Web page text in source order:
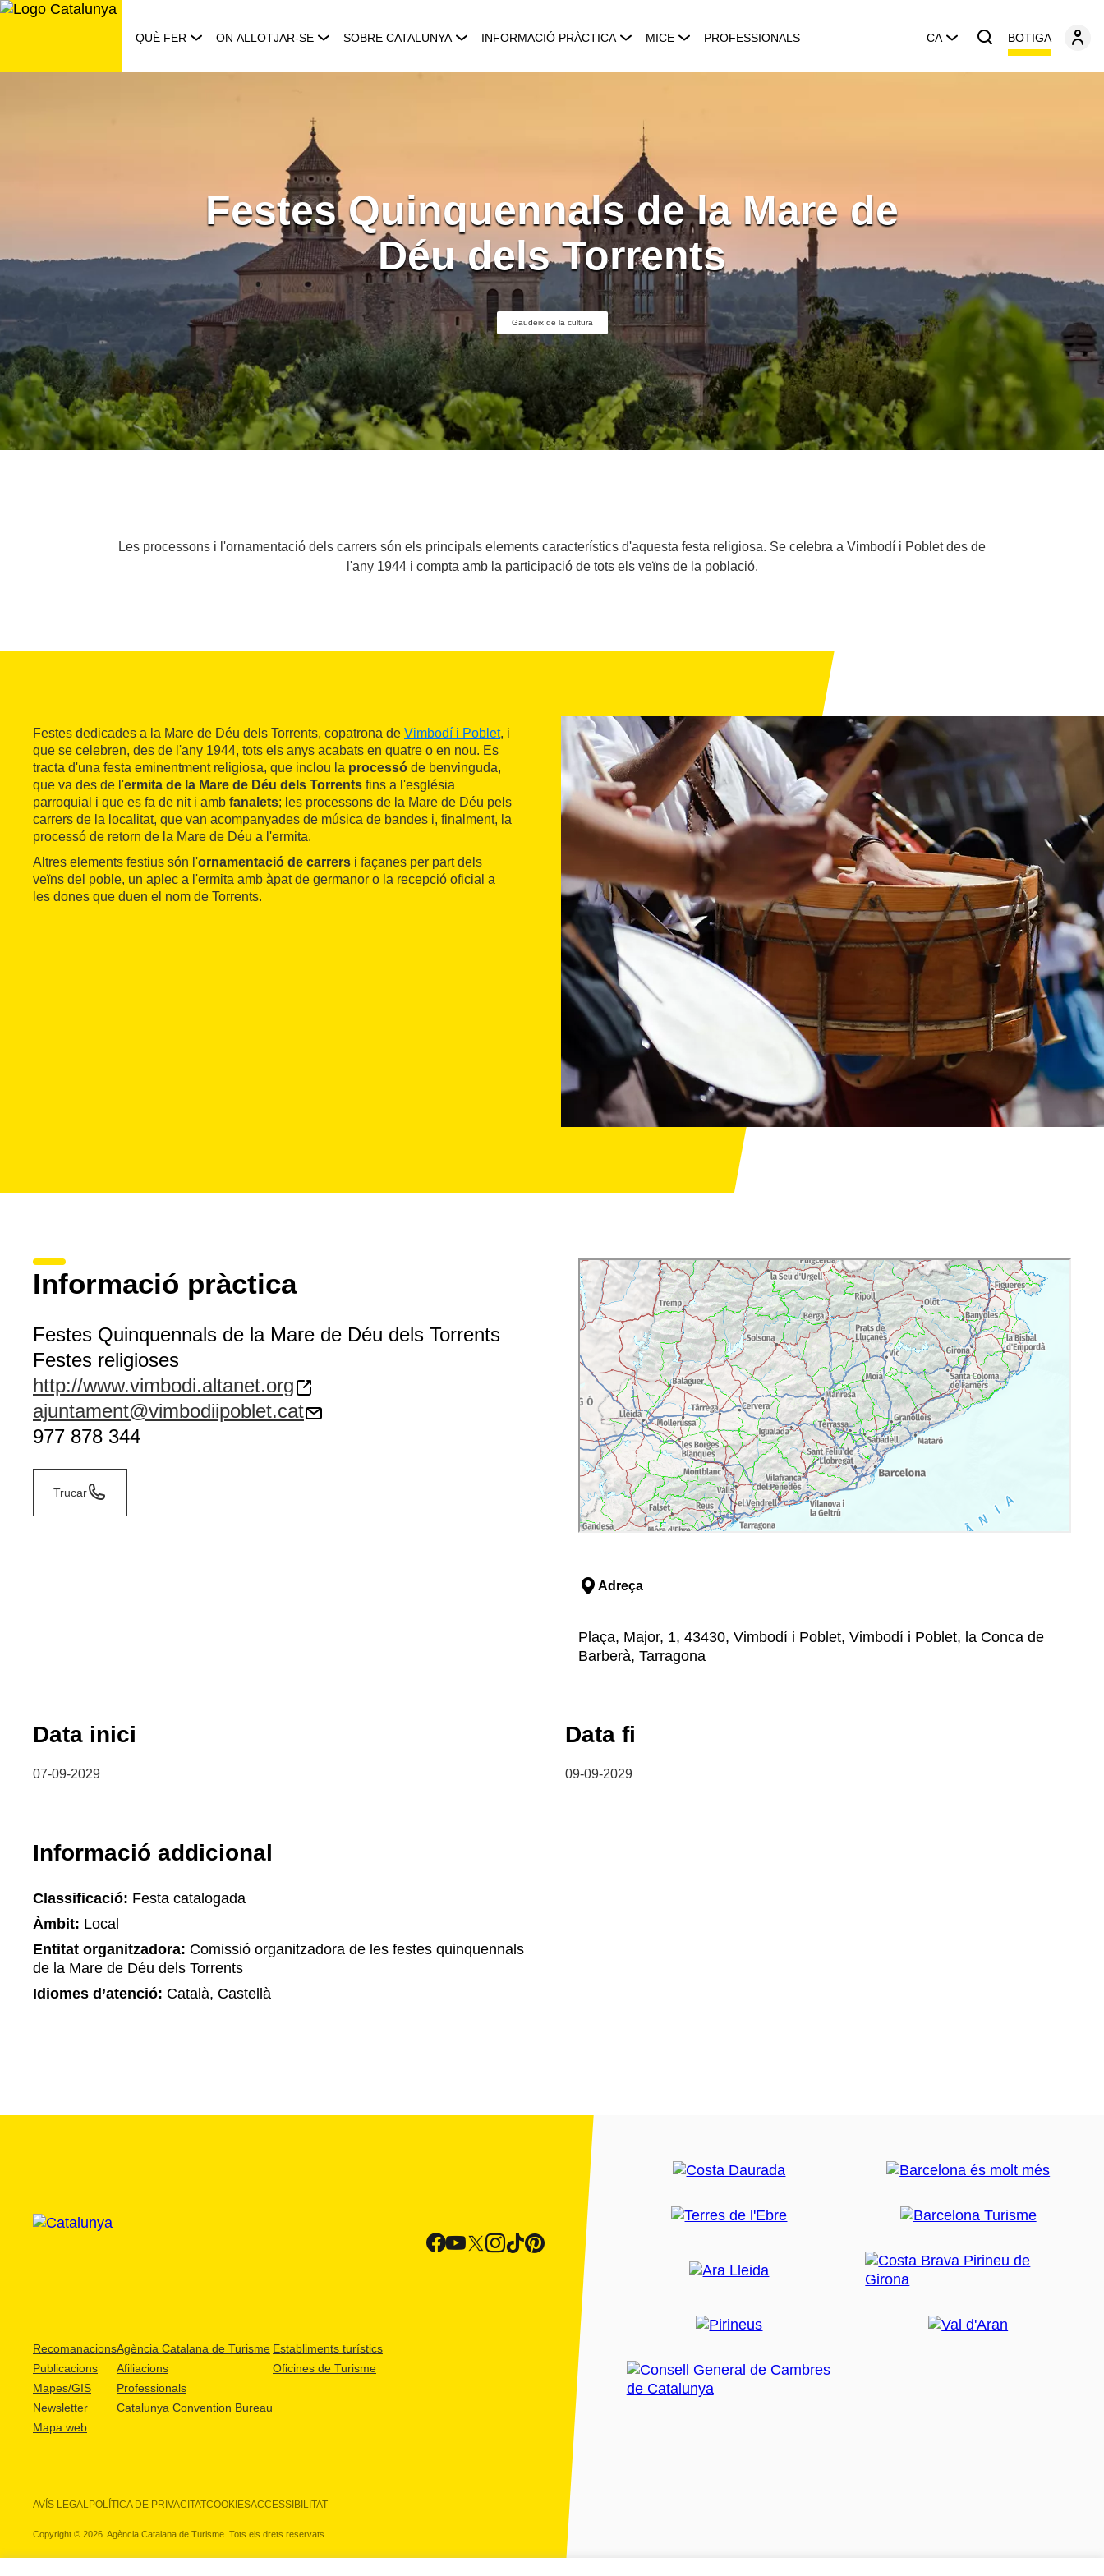
Saltar
QUÈ FER ON ALLOTJAR-SE SOBRE CATALUNYA INFORMACIÓ PRÀCTICA MICE PROFESSIONALS CA BOTIGA
Festes Quinquennals de la Mare de
Déu dels Torrents
Gaudeix de la cultura
Les processons i l'ornamentació dels carrers són els principals elements característics d'aquesta festa religiosa. Se celebra a Vimbodí i Poblet des de
l'any 1944 i compta amb la participació de tots els veïns de la població.
Festes dedicades a la Mare de Déu dels Torrents, copatrona de Vimbodí i Poblet, i
que se celebren, des de l'any 1944, tots els anys acabats en quatre o en nou. Es
tracta d'una festa eminentment religiosa, que inclou la processó de benvinguda,
que va des de l'ermita de la Mare de Déu dels Torrents fins a l'església
parroquial i que es fa de nit i amb fanalets; les processons de la Mare de Déu pels
carrers de la localitat, que van acompanyades de música de bandes i, finalment, la
processó de retorn de la Mare de Déu a l'ermita.
Altres elements festius són l'ornamentació de carrers i façanes per part dels
veïns del poble, un aplec a l'ermita amb àpat de germanor o la recepció oficial a
les dones que duen el nom de Torrents.
Informació pràctica
Festes Quinquennals de la Mare de Déu dels Torrents
Festes religioses
http://www.vimbodi.altanet.org
ajuntament@vimbodiipoblet.cat
977 878 344
Trucar
Adreça
Plaça, Major, 1, 43430, Vimbodí i Poblet, Vimbodí i Poblet, la Conca de
Barberà, Tarragona
Data inici
07-09-2029
Data fi
09-09-2029
Informació addicional
Classificació: Festa catalogada
Àmbit: Local
Entitat organitzadora: Comissió organitzadora de les festes quinquennals
de la Mare de Déu dels Torrents
Idiomes d’atenció: Català, Castellà
Recomanacions
Publicacions
Mapes/GIS
Newsletter
Mapa web
Agència Catalana de Turisme
Afiliacions
Professionals
Catalunya Convention Bureau
Establiments turístics
Oficines de Turisme
AVÍS LEGALPOLÍTICA DE PRIVACITATCOOKIESACCESSIBILITAT
Copyright © 2026. Agència Catalana de Turisme. Tots els drets reservats.